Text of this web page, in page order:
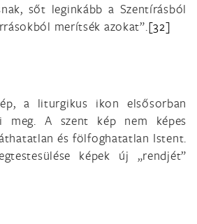
sőt leginkább a Szentírásból
merítsék azokat”.[32]
a liturgikus ikon elsősorban
meg. A szent kép nem képes
és fölfoghatatlan Istent.
képek új „rendjét”